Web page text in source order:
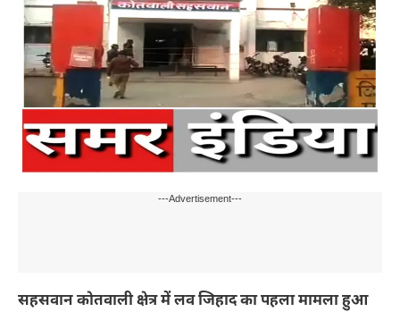
---Advertisement---
सहसवान कोतवाली क्षेत्र में लव जिहाद का पहला मामला हुआ